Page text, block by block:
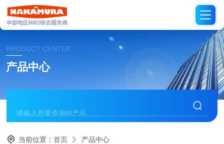
PRODUCT CENTER
产品中心
当前位置：首页 产品中心